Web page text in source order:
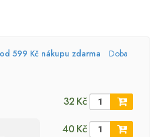
599 Kč nákupu zdarma
Doba
32 Kč
40 Kč